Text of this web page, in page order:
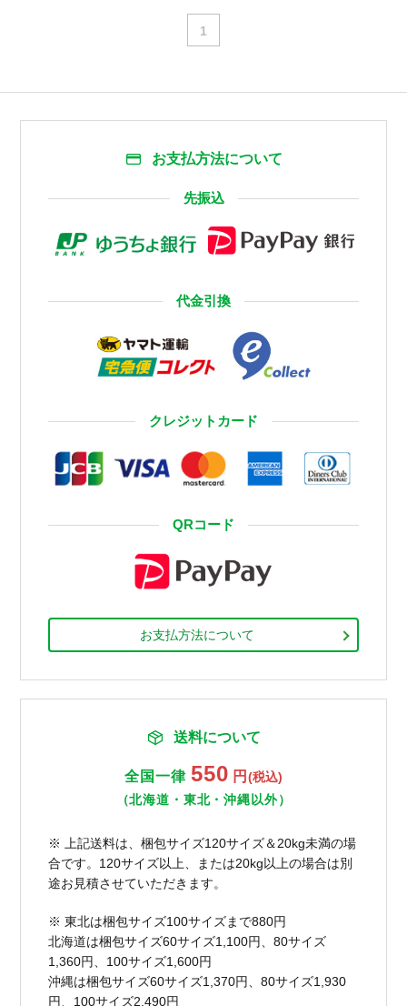
1
お支払方法について
先振込
代金引換
クレジットカード
QRコード
お支払方法について
送料について
全国一律 550 円 (税込)
（北海道・東北・沖縄以外）
※ 上記送料は、梱包サイズ120サイズ＆20kg未満の場
合です。120サイズ以上、または20kg以上の場合は別
途お見積させていただきます。
※ 東北は梱包サイズ100サイズまで880円
北海道は梱包サイズ60サイズ1,100円、80サイズ
1,360円、100サイズ1,600円
沖縄は梱包サイズ60サイズ1,370円、80サイズ1,930
円、100サイズ2,490円